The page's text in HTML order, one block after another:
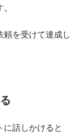
頼を受けて達成し
に話しかけると